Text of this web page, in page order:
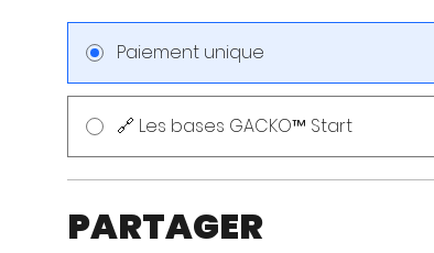
Paiement unique
🔗 Les bases GACKO™ Start
PARTAGER